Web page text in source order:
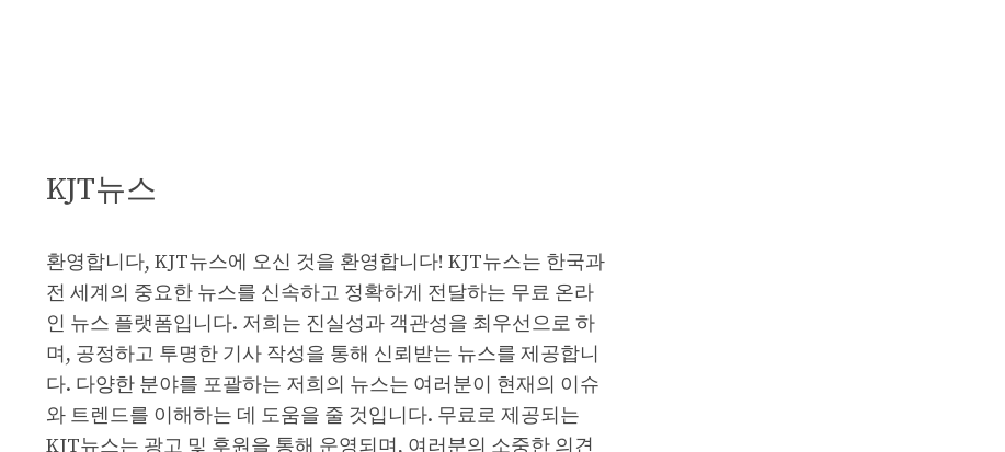
KJT뉴스
환영합니다, KJT뉴스에 오신 것을 환영합니다! KJT뉴스는 한국과
전 세계의 중요한 뉴스를 신속하고 정확하게 전달하는 무료 온라
인 뉴스 플랫폼입니다. 저희는 진실성과 객관성을 최우선으로 하
며, 공정하고 투명한 기사 작성을 통해 신뢰받는 뉴스를 제공합니
다. 다양한 분야를 포괄하는 저희의 뉴스는 여러분이 현재의 이슈
와 트렌드를 이해하는 데 도움을 줄 것입니다. 무료로 제공되는
KJT뉴스는 광고 및 후원을 통해 운영되며, 여러분의 소중한 의견